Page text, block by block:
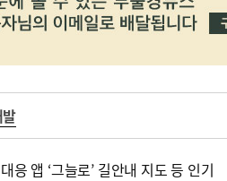
응 앱 ‘그늘로’ 길안내 지도 등 인기